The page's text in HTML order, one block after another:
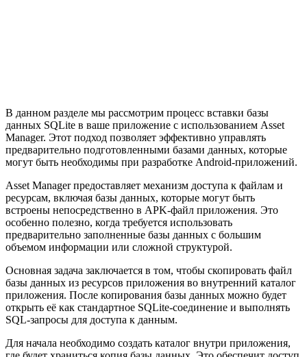
В данном разделе мы рассмотрим процесс вставки базы
данных SQLite в ваше приложение с использованием Asset
Manager. Этот подход позволяет эффективно управлять
предварительно подготовленными базами данных, которые
могут быть необходимы при разработке Android-приложений.
Asset Manager предоставляет механизм доступа к файлам и
ресурсам, включая базы данных, которые могут быть
встроены непосредственно в APK-файл приложения. Это
особенно полезно, когда требуется использовать
предварительно заполненные базы данных с большим
объемом информации или сложной структурой.
Основная задача заключается в том, чтобы скопировать файл
базы данных из ресурсов приложения во внутренний каталог
приложения. После копирования базы данных можно будет
открыть её как стандартное SQLite-соединение и выполнять
SQL-запросы для доступа к данным.
Для начала необходимо создать каталог внутри приложения,